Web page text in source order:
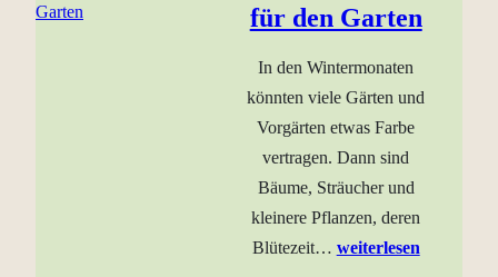
für den Garten
In den Wintermonaten
könnten viele Gärten und
Vorgärten etwas Farbe
vertragen. Dann sind
Bäume, Sträucher und
kleinere Pflanzen, deren
Blütezeit… weiterlesen